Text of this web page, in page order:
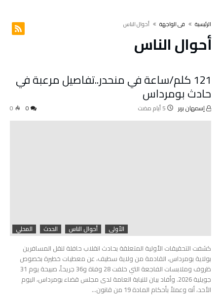
‫الرئيسية‬ في الواجهة أحوال الناس
أحوال الناس
121 كلم/ساعة في منحدر..تفاصيل مرعبة في
حادث بومرداس
إسمهان بربر 0
الأولى أحوال الناس الحدث المحلي
كشفت التحقيقات الأولية المتعلقة بحادث انقلاب حافلة لنقل المسافرين
بولاية بومرداس، القادمة من ولاية سطيف، عن معطيات خطيرة بخصوص
ظروف وملابسات الفاجعة التي خلفت 28 وفاة و36 جريحاً، صبيحة يوم 31
جويلية 2026. وأفاد بيان للنيابة العامة لدى مجلس قضاء بومرداس، اليوم
الأحد، أنه وعملاً بأحكام المادة 19 من قانون…